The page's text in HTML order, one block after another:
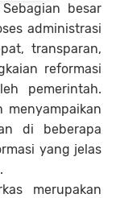
besar
administrasi
transparan,
reformasi
pemerintah.
menyampaikan
di beberapa
yang jelas
merupakan